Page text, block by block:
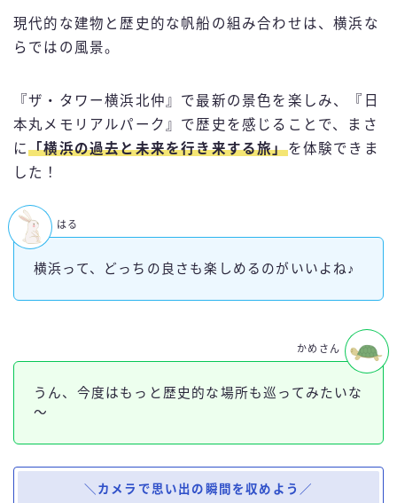
現代的な建物と歴史的な帆船の組み合わせは、横浜な
らではの風景。
『ザ・タワー横浜北仲』で最新の景色を楽しみ、『日
本丸メモリアルパーク』で歴史を感じることで、まさ
に「横浜の過去と未来を行き来する旅」を体験できま
した！
横浜って、どっちの良さも楽しめるのがいいよね♪
はる
うん、今度はもっと歴史的な場所も巡ってみたいな
～
かめさん
＼カメラで思い出の瞬間を収めよう／